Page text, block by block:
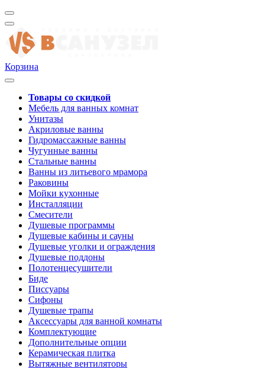
Корзина
Товары со скидкой
Мебель для ванных комнат
Унитазы
Акриловые ванны
Гидромассажные ванны
Чугунные ванны
Стальные ванны
Ванны из литьевого мрамора
Раковины
Мойки кухонные
Инсталляции
Смесители
Душевые программы
Душевые кабины и сауны
Душевые уголки и ограждения
Душевые поддоны
Полотенцесушители
Биде
Писсуары
Сифоны
Душевые трапы
Аксессуары для ванной комнаты
Комплектующие
Дополнительные опции
Керамическая плитка
Вытяжные вентиляторы